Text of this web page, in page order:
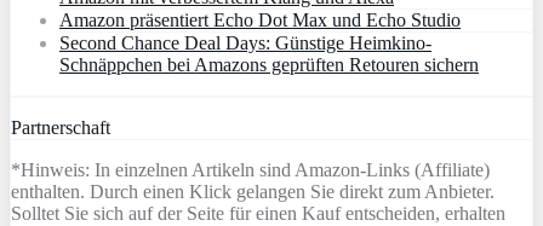
Amazon präsentiert Echo Dot Max und Echo Studio
Second Chance Deal Days: Günstige Heimkino-
Schnäppchen bei Amazons geprüften Retouren sichern
Partnerschaft
*Hinweis: In einzelnen Artikeln sind Amazon-Links (Affiliate)
enthalten. Durch einen Klick gelangen Sie direkt zum Anbieter.
Solltet Sie sich auf der Seite für einen Kauf entscheiden, erhalten